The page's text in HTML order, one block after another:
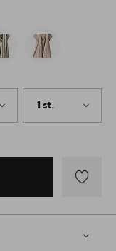
1 st.
aan